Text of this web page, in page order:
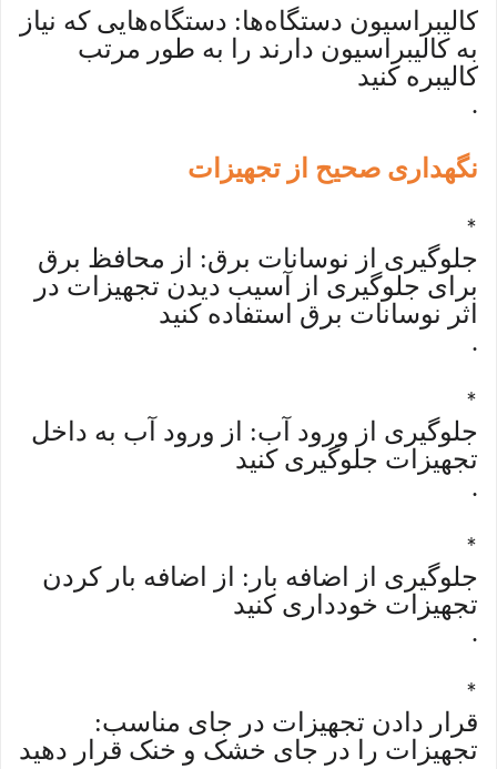
کالیبراسیون دستگاه‌ها: دستگاه‌هایی که نیاز
به کالیبراسیون دارند را به طور مرتب
کالیبره کنید
.
نگهداری صحیح از تجهیزات
*
جلوگیری از نوسانات برق: از محافظ برق
برای جلوگیری از آسیب دیدن تجهیزات در
اثر نوسانات برق استفاده کنید
.
*
جلوگیری از ورود آب: از ورود آب به داخل
تجهیزات جلوگیری کنید
.
*
جلوگیری از اضافه بار: از اضافه بار کردن
تجهیزات خودداری کنید
.
*
قرار دادن تجهیزات در جای مناسب:
تجهیزات را در جای خشک و خنک قرار دهید